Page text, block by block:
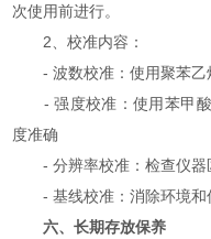
次使用前进行。
2、校准内容：
- 波数校准：使用聚苯乙
- 强度校准：使用苯甲酸
度准确
- 分辨率校准：检查仪器
- 基线校准：消除环境和
六、长期存放保养